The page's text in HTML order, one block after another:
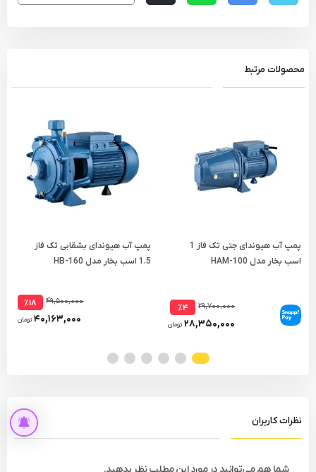
محصولات مرتبط
پمپ آب هیوندای جتی تک فاز 1
اسب بخار مدل HAM-100
۲۹,۷۰۰,۰۰۰ ٪۴
۲۸,۳۵۰,۰۰۰ تومان
پمپ آب هیوندای بشقابی تک فاز
1.5 اسب بخار مدل HB-160
۴۹,۵۰۰,۰۰۰ ٪۱۸
۴۰,۱۶۳,۰۰۰ تومان
نظرات کاربران